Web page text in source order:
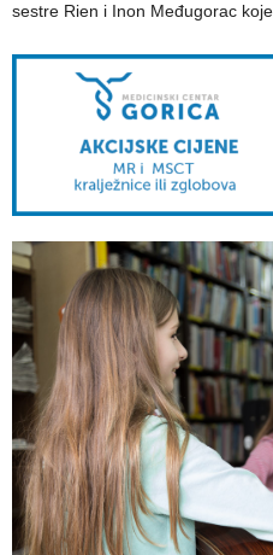
sestre Rien i Inon Međugorac